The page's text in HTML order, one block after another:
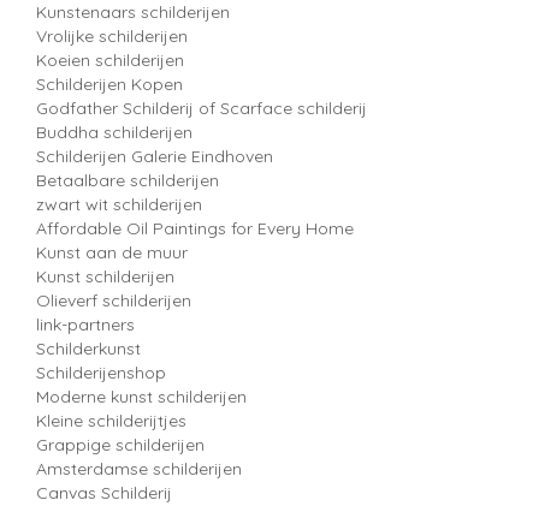
Kunstenaars schilderijen
Vrolijke schilderijen
Koeien schilderijen
Schilderijen Kopen
Godfather Schilderij of Scarface schilderij
Buddha schilderijen
Schilderijen Galerie Eindhoven
Betaalbare schilderijen
zwart wit schilderijen
Affordable Oil Paintings for Every Home
Kunst aan de muur
Kunst schilderijen
Olieverf schilderijen
link-partners
Schilderkunst
Schilderijenshop
Moderne kunst schilderijen
Kleine schilderijtjes
Grappige schilderijen
Amsterdamse schilderijen
Canvas Schilderij